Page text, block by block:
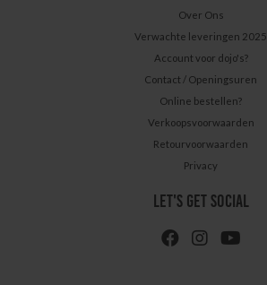
Over Ons
Verwachte leveringen 2025
Account voor dojo's?
Contact / Openingsuren
Online bestellen?
Verkoopsvoorwaarden
Retourvoorwaarden
Privacy
LET'S GET SOCIAL